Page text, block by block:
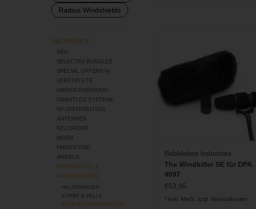
Radius Windshields
ONLINESHOP
NEU
SELECTED BUNDLES
SPECIAL OFFERS %
VERSTECKTE
MIKROFONIERUNG
DRAHTLOS SYSTEME
HF-DISTRIBUTION
ANTENNEN
RECORDER
MIXER
MIKROFONE
ANGELN
WINDSCHUTZ &
HALTERUNGEN
HALTERUNGEN
KÖRBE & FELLE
AUFSTECKWINDSCHÜTZE
ZUM WARENKORB HINZUFÜGEN
Bubblebee Industries
The Windkiller SE für DPA
4097
€53,95
* exkl. MwSt. zzgl. Versandkosten